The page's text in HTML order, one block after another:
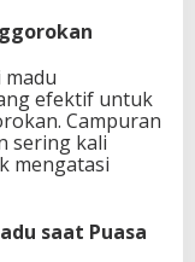
efektif untuk
Campuran
sering kali
mengatasi
saat Puasa